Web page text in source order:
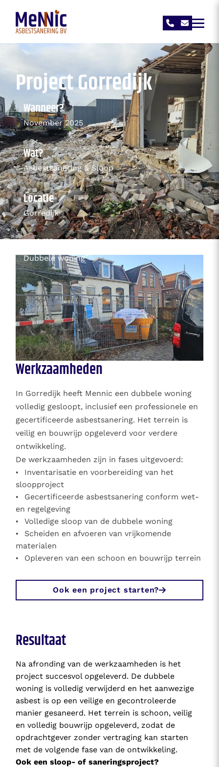
Project Gorredijk
› Projecten
asbestsanering
Wanneer?
November 2025
Wat?
Asbestsanering & Sloop
Locatie
Gorredijk
Bedrijf
Dubbele woning
Werkzaamheden
In Gorredijk heeft Mennic een dubbele woning
volledig gesloopt, inclusief een professionele en
gecertificeerde asbestsanering. Het terrein is
veilig en bouwrijp opgeleverd voor verdere
ontwikkeling.
De werkzaamheden zijn in fases uitgevoerd:
Inventarisatie en voorbereiding van het
sloopproject
Gecertificeerde asbestsanering conform wet-
en regelgeving
Volledige sloop van de dubbele woning
Scheiden en afvoeren van vrijkomende
materialen
Opleveren van een schoon en bouwrijp terrein
Ook een project starten?
Resultaat
Na afronding van de werkzaamheden is het
project succesvol opgeleverd. De dubbele
woning is volledig verwijderd en het aanwezige
asbest is op een veilige en gecontroleerde
manier gesaneerd. Het terrein is schoon, veilig
en volledig bouwrijp opgeleverd, zodat de
opdrachtgever zonder vertraging kan starten
met de volgende fase van de ontwikkeling.
Ook een sloop- of saneringsproject?